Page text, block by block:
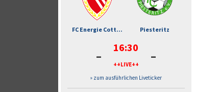
FC Energie Cott... Piesteritz
- 16:30
++LIVE++ -
» zum ausführlichen Liveticker